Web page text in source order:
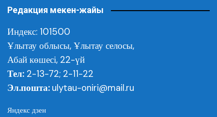
Редакция мекен-жайы
Индекс: 101500
Ұлытау облысы, Ұлытау селосы,
Абай көшесі, 22-үй
Тел: 2-13-72; 2-11-22
Эл.пошта: ulytau-oniri@mail.ru
Яндекс дзен